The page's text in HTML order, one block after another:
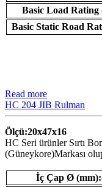
Basic Load Rating
Basic Static Road
Read more
HC 204 JIB Rulman
Ölçü:20x47x16
HC Seri ürünler Sırtı
(Güneykore)Markası
İç Çap Ø